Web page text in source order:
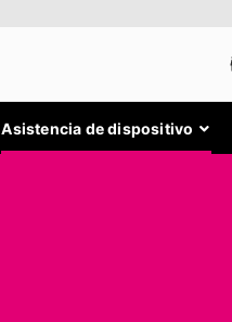
Asistencia de dispositivo